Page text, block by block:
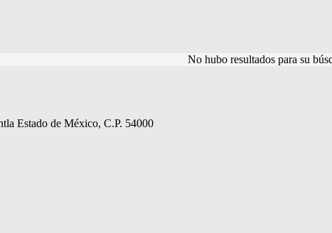
No hubo resultados para su
Estado de México, C.P. 54000